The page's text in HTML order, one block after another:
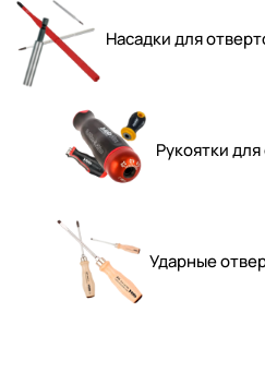
Насадки для
Рукоятки
Ударные